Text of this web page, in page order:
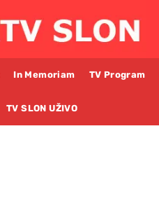
In Memoriam TV Program
TV SLON UŽIVO